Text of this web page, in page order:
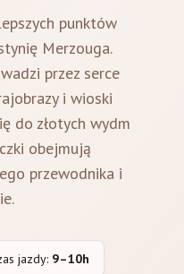
punktów
Merzouga.
przez serce
i wioski
do złotych wydm
obejmują
przewodnika i
jazdy: 9–10h